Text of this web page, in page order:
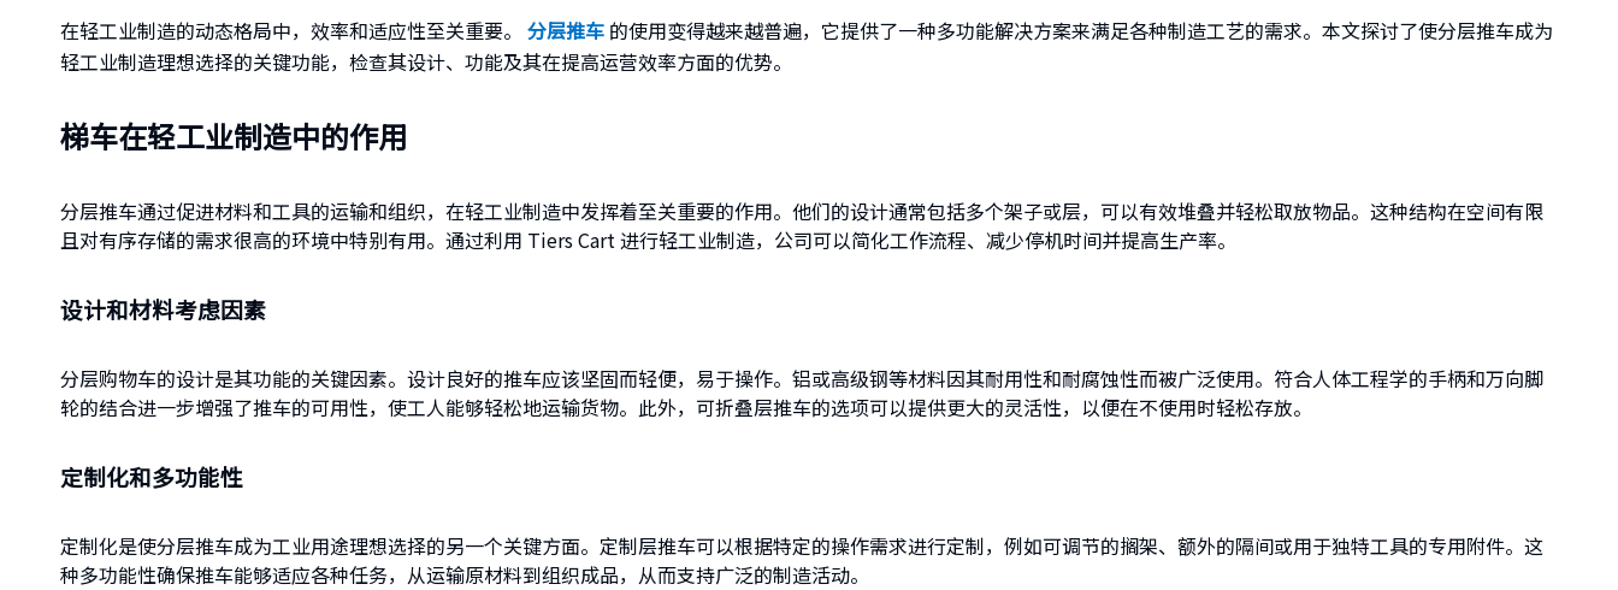
在轻工业制造的动态格局中，效率和适应性至关重要。 分层推车 的使用变得越来越普遍，它提供了一种多功能解决方案来满足各种制造工艺的需求。本文探讨了使分层推车成为
轻工业制造理想选择的关键功能，检查其设计、功能及其在提高运营效率方面的优势。
梯车在轻工业制造中的作用
分层推车通过促进材料和工具的运输和组织，在轻工业制造中发挥着至关重要的作用。他们的设计通常包括多个架子或层，可以有效堆叠并轻松取放物品。这种结构在空间有限
且对有序存储的需求很高的环境中特别有用。通过利用 Tiers Cart 进行轻工业制造，公司可以简化工作流程、减少停机时间并提高生产率。
设计和材料考虑因素
分层购物车的设计是其功能的关键因素。设计良好的推车应该坚固而轻便，易于操作。铝或高级钢等材料因其耐用性和耐腐蚀性而被广泛使用。符合人体工程学的手柄和万向脚
轮的结合进一步增强了推车的可用性，使工人能够轻松地运输货物。此外，可折叠层推车的选项可以提供更大的灵活性，以便在不使用时轻松存放。
定制化和多功能性
定制化是使分层推车成为工业用途理想选择的另一个关键方面。定制层推车可以根据特定的操作需求进行定制，例如可调节的搁架、额外的隔间或用于独特工具的专用附件。这
种多功能性确保推车能够适应各种任务，从运输原材料到组织成品，从而支持广泛的制造活动。